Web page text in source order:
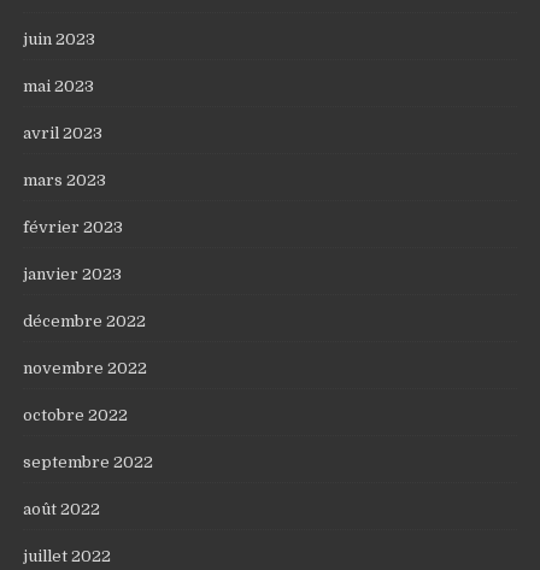
juin 2023
mai 2023
avril 2023
mars 2023
février 2023
janvier 2023
décembre 2022
novembre 2022
octobre 2022
septembre 2022
août 2022
juillet 2022